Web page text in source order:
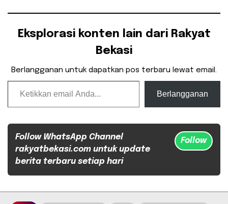
Eksplorasi konten lain dari Rakyat
Bekasi
Berlangganan untuk dapatkan pos terbaru lewat email.
Ketikkan email Anda...
Berlangganan
Follow WhatsApp Channel
rakyatbekasi.com untuk update
berita terbaru setiap hari
Follow